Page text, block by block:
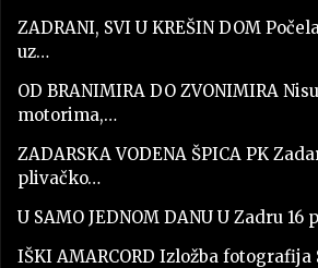
ZADRANI, SVI U KREŠIN DOM
uz…
OD BRANIMIRA DO ZVONIMIRA
motorima,…
ZADARSKA VODENA ŠPICA PK
plivačko…
U SAMO JEDNOM DANU U Zadru
IŠKI AMARCORD Izložba fotografija